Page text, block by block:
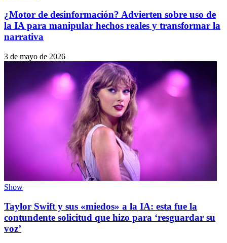
¿Motor de desinformación? Advierten sobre uso de
la IA para manipular hechos reales y transformar la
narrativa
3 de mayo de 2026
Show
Taylor Swift y sus «miedos» a la IA: esta fue la
contundente solicitud que hizo para ‘resguardar su
voz’